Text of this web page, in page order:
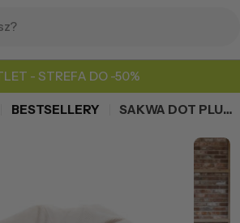
- STREFA DO -50%
BESTSELLERY SAKWA DOT PLUSZ + PODUSZKA